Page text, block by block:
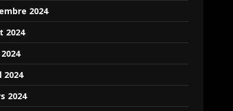
2024
2024
2024
2024